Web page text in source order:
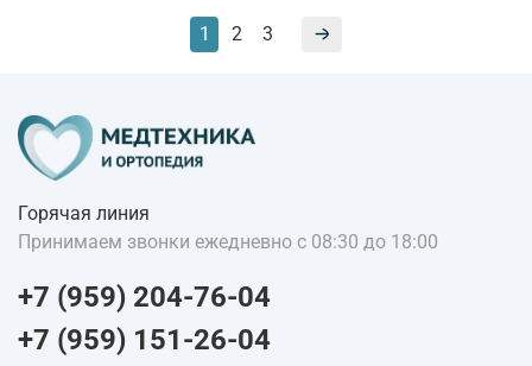
1 2 3
Горячая линия
Принимаем звонки ежедневно с 08:30 до 18:00
+7 (959) 204-76-04
+7 (959) 151-26-04